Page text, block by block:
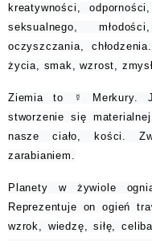
kreatywności,
seksualnego,
oczyszczania,
życia, smak, wzrost,
Ziemia to ☿ Merkury.
stworzenie się
nasze ciało, kości.
zarabianiem.
Planety w żywiole
Reprezentuje on ogień
wzrok, wiedzę, siłę,